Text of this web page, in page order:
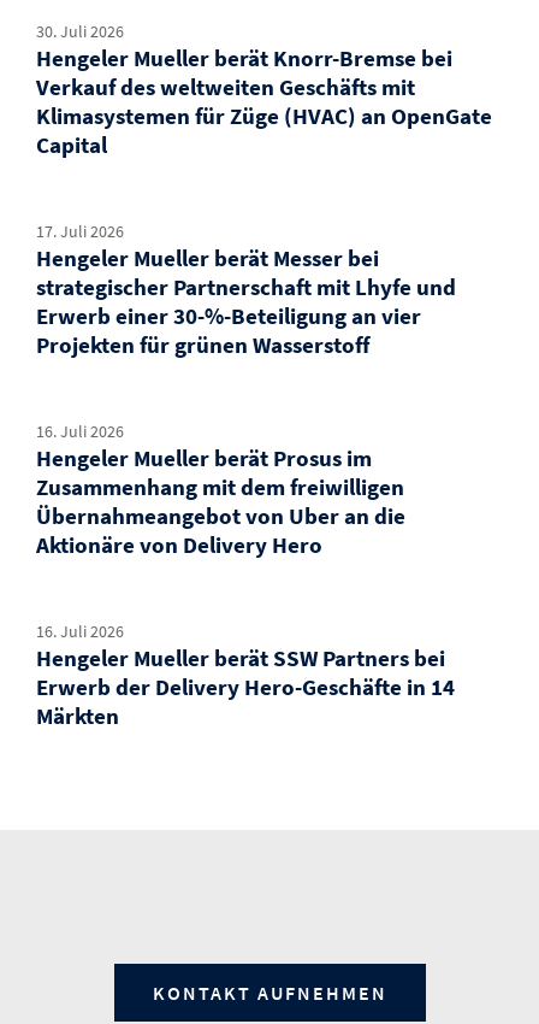
30. Juli 2026
Hengeler Mueller berät Knorr-Bremse bei
Verkauf des weltweiten Geschäfts mit
Klimasystemen für Züge (HVAC) an OpenGate
Capital
17. Juli 2026
Hengeler Mueller berät Messer bei
strategischer Partnerschaft mit Lhyfe und
Erwerb einer 30-%-Beteiligung an vier
Projekten für grünen Wasserstoff
16. Juli 2026
Hengeler Mueller berät Prosus im
Zusammenhang mit dem freiwilligen
Übernahmeangebot von Uber an die
Aktionäre von Delivery Hero
16. Juli 2026
Hengeler Mueller berät SSW Partners bei
Erwerb der Delivery Hero-Geschäfte in 14
Märkten
KONTAKT AUFNEHMEN